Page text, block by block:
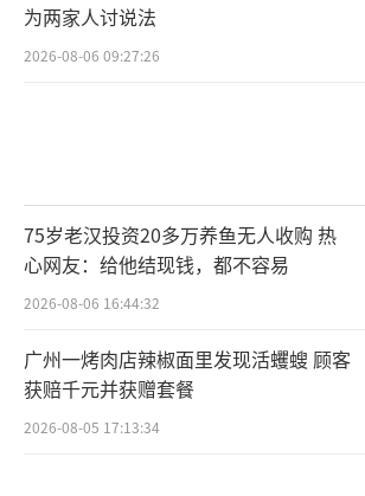
为两家人讨说法
2026-08-06 09:27:26
75岁老汉投资20多万养鱼无人收购 热
心网友：给他结现钱，都不容易
2026-08-06 16:44:32
广州一烤肉店辣椒面里发现活蠼螋 顾客
获赔千元并获赠套餐
2026-08-05 17:13:34